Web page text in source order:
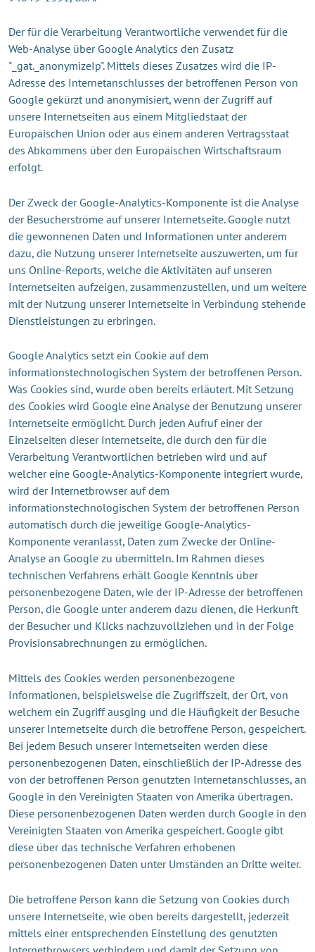
Der für die Verarbeitung Verantwortliche verwendet für die
Web-Analyse über Google Analytics den Zusatz
"_gat._anonymizeIp". Mittels dieses Zusatzes wird die IP-
Adresse des Internetanschlusses der betroffenen Person von
Google gekürzt und anonymisiert, wenn der Zugriff auf
unsere Internetseiten aus einem Mitgliedstaat der
Europäischen Union oder aus einem anderen Vertragsstaat
des Abkommens über den Europäischen Wirtschaftsraum
erfolgt.
Der Zweck der Google-Analytics-Komponente ist die Analyse
der Besucherströme auf unserer Internetseite. Google nutzt
die gewonnenen Daten und Informationen unter anderem
dazu, die Nutzung unserer Internetseite auszuwerten, um für
uns Online-Reports, welche die Aktivitäten auf unseren
Internetseiten aufzeigen, zusammenzustellen, und um weitere
mit der Nutzung unserer Internetseite in Verbindung stehende
Dienstleistungen zu erbringen.
Google Analytics setzt ein Cookie auf dem
informationstechnologischen System der betroffenen Person.
Was Cookies sind, wurde oben bereits erläutert. Mit Setzung
des Cookies wird Google eine Analyse der Benutzung unserer
Internetseite ermöglicht. Durch jeden Aufruf einer der
Einzelseiten dieser Internetseite, die durch den für die
Verarbeitung Verantwortlichen betrieben wird und auf
welcher eine Google-Analytics-Komponente integriert wurde,
wird der Internetbrowser auf dem
informationstechnologischen System der betroffenen Person
automatisch durch die jeweilige Google-Analytics-
Komponente veranlasst, Daten zum Zwecke der Online-
Analyse an Google zu übermitteln. Im Rahmen dieses
technischen Verfahrens erhält Google Kenntnis über
personenbezogene Daten, wie der IP-Adresse der betroffenen
Person, die Google unter anderem dazu dienen, die Herkunft
der Besucher und Klicks nachzuvollziehen und in der Folge
Provisionsabrechnungen zu ermöglichen.
Mittels des Cookies werden personenbezogene
Informationen, beispielsweise die Zugriffszeit, der Ort, von
welchem ein Zugriff ausging und die Häufigkeit der Besuche
unserer Internetseite durch die betroffene Person, gespeichert.
Bei jedem Besuch unserer Internetseiten werden diese
personenbezogenen Daten, einschließlich der IP-Adresse des
von der betroffenen Person genutzten Internetanschlusses, an
Google in den Vereinigten Staaten von Amerika übertragen.
Diese personenbezogenen Daten werden durch Google in den
Vereinigten Staaten von Amerika gespeichert. Google gibt
diese über das technische Verfahren erhobenen
personenbezogenen Daten unter Umständen an Dritte weiter.
Die betroffene Person kann die Setzung von Cookies durch
unsere Internetseite, wie oben bereits dargestellt, jederzeit
mittels einer entsprechenden Einstellung des genutzten